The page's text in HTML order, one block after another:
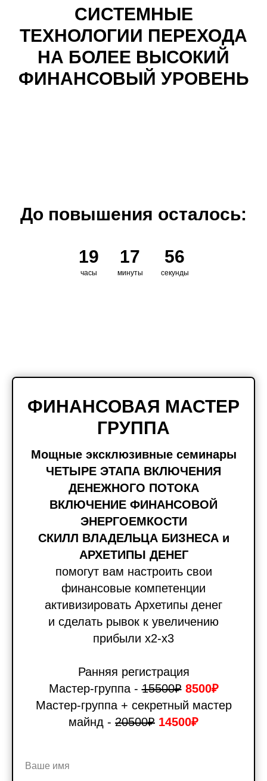
СИСТЕМНЫЕ
ТЕХНОЛОГИИ ПЕРЕХОДА
НА БОЛЕЕ ВЫСОКИЙ
ФИНАНСОВЫЙ УРОВЕНЬ
До повышения осталось:
19
часы
17
минуты
55
секунды
ФИНАНСОВАЯ МАСТЕР
ГРУППА
Мощные эксклюзивные семинары
ЧЕТЫРЕ ЭТАПА ВКЛЮЧЕНИЯ
ДЕНЕЖНОГО ПОТОКА
ВКЛЮЧЕНИЕ ФИНАНСОВОЙ
ЭНЕРГОЕМКОСТИ
СКИЛЛ ВЛАДЕЛЬЦА БИЗНЕСА и
АРХЕТИПЫ ДЕНЕГ
помогут вам настроить свои
финансовые компетенции
активизировать Архетипы денег
и сделать рывок к увеличению
прибыли х2-х3
Ранняя регистрация
Мастер-группа -15500₽ 8500₽
Мастер-группа + секретный мастер
майнд - 20500₽ 14500₽